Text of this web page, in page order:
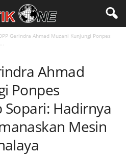
Gerindra Ahmad Muzani Kunjungi Ponpes
Ahmad
Ponpes
Sopari: Hadirnya
Mesin